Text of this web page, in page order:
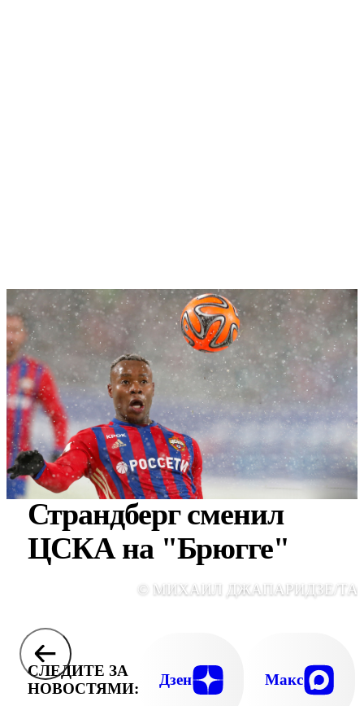
Страндберг сменил
ЦСКА на "Брюгге"
© МИХАИЛ ДЖАПАРИДЗЕ/
СЛЕДИТЕ ЗА
НОВОСТЯМИ:
Дзен Макс